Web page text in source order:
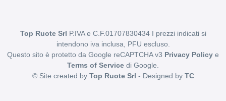
Top Ruote Srl P.IVA e C.F.01707830434 I prezzi indicati si
intendono iva inclusa, PFU escluso.
Questo sito è protetto da Google reCAPTCHA v3 Privacy Policy e
Terms of Service di Google.
© Site created by Top Ruote Srl - Designed by TC